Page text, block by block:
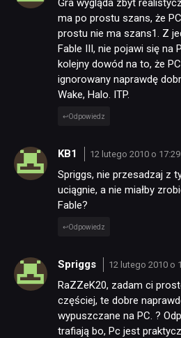
Gra wygląda zbyt
ma po prostu szans, że
prostu nie ma szans1. Z
Fable III, nie pojawi się na
kolejny dowód na to, że
ignorowany naprawdę
Wake, Halo. ITP.
Odpowiedz
KB1 12 lutego 2010 o 17:29
Spriggs, nie przesadzaj z
uciągnie, a nie miałby
Fable?
Odpowiedz
Spriggs 12 lutego 2010 o
RaZZeK20, zadam ci
częściej, te dobre
wypuszczane na PC. ?
trafiają bo, Pc jest